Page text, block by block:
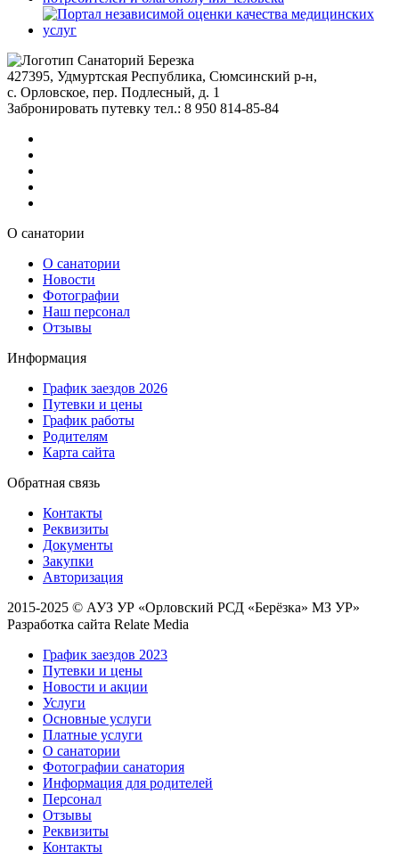
427395, Удмуртская Республика, Сюмсинский р-н,
с. Орловское, пер. Подлесный, д. 1
Забронировать путевку тел.: 8 950 814-85-84
О санатории
О санатории
Новости
Фотографии
Наш персонал
Отзывы
Информация
График заездов 2026
Путевки и цены
График работы
Родителям
Карта сайта
Обратная связь
Контакты
Реквизиты
Документы
Закупки
Авторизация
2015-2025 © АУЗ УР «Орловский РСД «Берёзка» МЗ УР»
Разработка сайта Relate Media
График заездов 2023
Путевки и цены
Новости и акции
Услуги
Основные услуги
Платные услуги
О санатории
Фотографии санатория
Информация для родителей
Персонал
Отзывы
Реквизиты
Контакты